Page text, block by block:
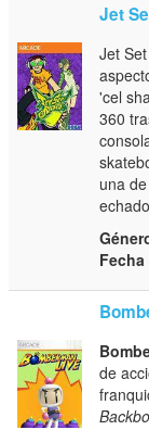
Jet
Jet
'cel
360
una
de